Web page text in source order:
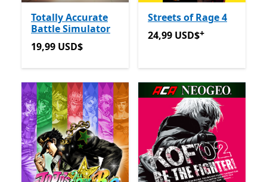
Totally Accurate
Battle Simulator
19,99 USD$
19,99 USD$
Streets of Rage 4
24,99 USD$Ofertas em
24,99 USD$+